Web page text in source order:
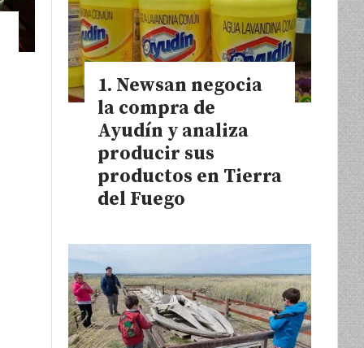
Newsan negocia
la compra de
Ayudín y analiza
producir sus
productos en Tierra
del Fuego